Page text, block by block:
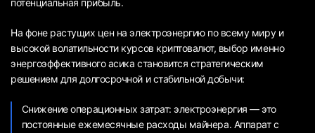
потенциальная прибыль.
На фоне растущих цен на электроэнергию по всему миру и
высокой волатильности курсов криптовалют, выбор именно
энергоэффективного асика становится стратегическим
решением для долгосрочной и стабильной добычи:
Снижение операционных затрат: электроэнергия — это
постоянные ежемесячные расходы майнера. Аппарат с